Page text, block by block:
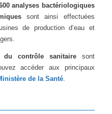
analyses bactériologiques
sont ainsi effectuées
de production d’eau et
du contrôle sanitairesont
accéder aux principaux
de la Santé.